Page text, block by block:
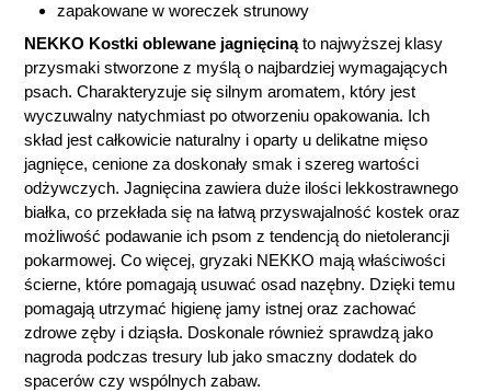
zapakowane w woreczek strunowy
NEKKO Kostki oblewane jagnięcinąto najwyższej klasy
przysmaki stworzone z myślą o najbardziej wymagających
psach. Charakteryzuje się silnym aromatem, który jest
wyczuwalny natychmiast po otworzeniu opakowania. Ich
skład jest całkowicie naturalny i oparty u delikatne mięso
jagnięce, cenione za doskonały smak i szereg wartości
odżywczych. Jagnięcina zawiera duże ilości lekkostrawnego
białka, co przekłada się na łatwą przyswajalność kostek oraz
możliwość podawanie ich psom z tendencją do nietolerancji
pokarmowej. Co więcej, gryzaki NEKKO mają właściwości
ścierne, które pomagają usuwać osad nazębny. Dzięki temu
pomagają utrzymać higienę jamy istnej oraz zachować
zdrowe zęby i dziąsła. Doskonale również sprawdzą jako
nagroda podczas tresury lub jako smaczny dodatek do
spacerów czy wspólnych zabaw.